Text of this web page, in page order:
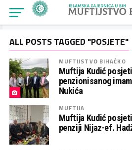
ALL POSTS TAGGED "POSJETE"
MUFTIJSTVO BIHAĆKO
Muftija Kudić
penzionisanog
Nukića
MUFTIJA
Muftija Kudić
penziji Nijaz-ef.